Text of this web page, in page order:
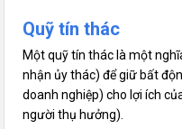
Quỹ tín thác
Một quỹ tín thác là một
nhận ủy thác) để giữ bất
doanh nghiệp) cho lợi ích
người thụ hưởng).